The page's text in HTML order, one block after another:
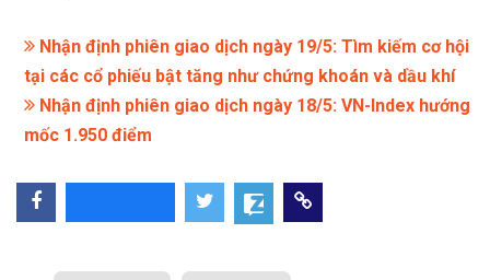
Nhận định phiên giao dịch ngày 19/5: Tìm kiếm cơ hội
tại các cổ phiếu bật tăng như chứng khoán và dầu khí
Nhận định phiên giao dịch ngày 18/5: VN-Index hướng
mốc 1.950 điểm